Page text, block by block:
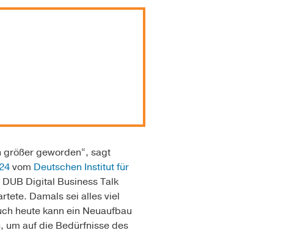
geworden“, sagt
vom Deutschen Institut für
Digital Business Talk
Damals sei alles viel
heute kann ein Neuaufbau
um auf die Bedürfnisse des